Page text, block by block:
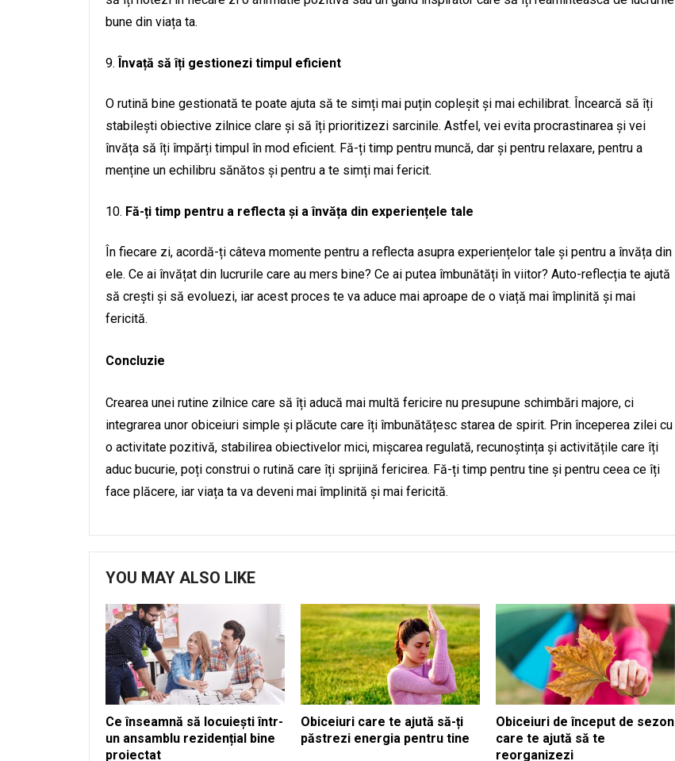
bune din viața ta.
Învață să îți gestionezi timpul eficient
O rutină bine gestionată te poate ajuta să te simți mai puțin copleșit și mai echilibrat. Încearcă să îți
stabilești obiective zilnice clare și să îți prioritizezi sarcinile. Astfel, vei evita procrastinarea și vei
învăța să îți împărți timpul în mod eficient. Fă-ți timp pentru muncă, dar și pentru relaxare, pentru a
menține un echilibru sănătos și pentru a te simți mai fericit.
Fă-ți timp pentru a reflecta și a învăța din experiențele tale
În fiecare zi, acordă-ți câteva momente pentru a reflecta asupra experiențelor tale și pentru a învăța din
ele. Ce ai învățat din lucrurile care au mers bine? Ce ai putea îmbunătăți în viitor? Auto-reflecția te ajută
să crești și să evoluezi, iar acest proces te va aduce mai aproape de o viață mai împlinită și mai
fericită.
Concluzie
Crearea unei rutine zilnice care să îți aducă mai multă fericire nu presupune schimbări majore, ci
integrarea unor obiceiuri simple și plăcute care îți îmbunătățesc starea de spirit. Prin începerea zilei cu
o activitate pozitivă, stabilirea obiectivelor mici, mișcarea regulată, recunoștința și activitățile care îți
aduc bucurie, poți construi o rutină care îți sprijină fericirea. Fă-ți timp pentru tine și pentru ceea ce îți
face plăcere, iar viața ta va deveni mai împlinită și mai fericită.
YOU MAY ALSO LIKE
Ce înseamnă să locuiești într-
un ansamblu rezidențial bine
proiectat
Obiceiuri care te ajută să-ți
păstrezi energia pentru tine
Obiceiuri de început de sezon
care te ajută să te
reorganizezi